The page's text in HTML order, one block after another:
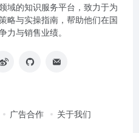
域的知识服务平台，致力于为
略与实操指南，帮助他们在国
力与销售业绩。
广告合作 关于我们